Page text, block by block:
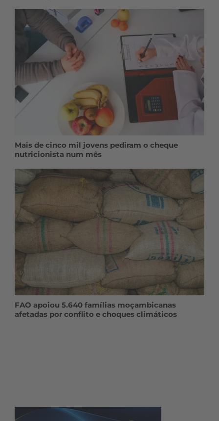
Mais de cinco mil jovens pediram o cheque
nutricionista num mês
FAO apoiou 5.640 famílias moçambicanas
afetadas por conflito e choques climáticos